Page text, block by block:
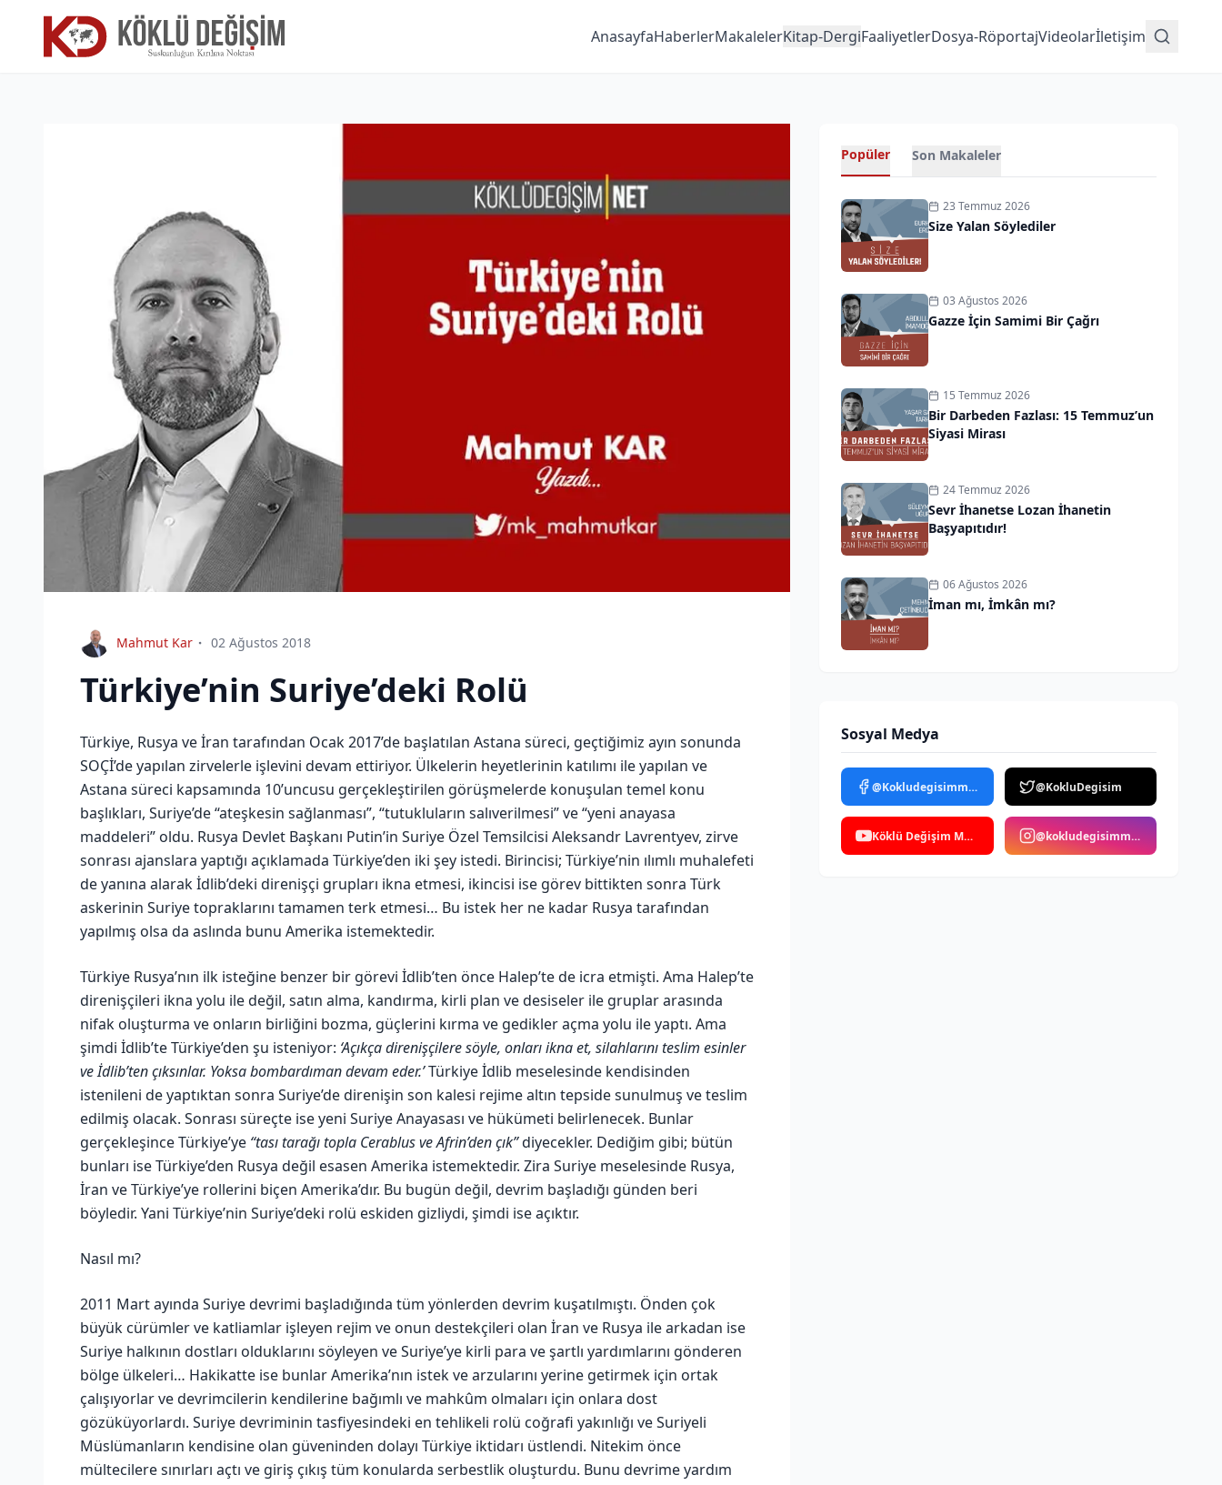
AnasayfaHaberlerMakalelerKitap-DergiFaaliyetlerDosya-RöportajVideolarİletişim
Mahmut Kar 02 Ağustos 2018
Türkiye’nin Suriye’deki Rolü
Türkiye, Rusya ve İran tarafından Ocak 2017’de başlatılan Astana süreci, geçtiğimiz ayın sonunda
SOÇİ’de yapılan zirvelerle işlevini devam ettiriyor. Ülkelerin heyetlerinin katılımı ile yapılan ve
Astana süreci kapsamında 10’uncusu gerçekleştirilen görüşmelerde konuşulan temel konu
başlıkları, Suriye’de “ateşkesin sağlanması”, “tutukluların salıverilmesi” ve “yeni anayasa
maddeleri” oldu. Rusya Devlet Başkanı Putin’in Suriye Özel Temsilcisi Aleksandr Lavrentyev, zirve
sonrası ajanslara yaptığı açıklamada Türkiye’den iki şey istedi. Birincisi; Türkiye’nin ılımlı muhalefeti
de yanına alarak İdlib’deki direnişçi grupları ikna etmesi, ikincisi ise görev bittikten sonra Türk
askerinin Suriye topraklarını tamamen terk etmesi… Bu istek her ne kadar Rusya tarafından
yapılmış olsa da aslında bunu Amerika istemektedir.
Türkiye Rusya’nın ilk isteğine benzer bir görevi İdlib’ten önce Halep’te de icra etmişti. Ama Halep’te
direnişçileri ikna yolu ile değil, satın alma, kandırma, kirli plan ve desiseler ile gruplar arasında
nifak oluşturma ve onların birliğini bozma, güçlerini kırma ve gedikler açma yolu ile yaptı. Ama
şimdi İdlib’te Türkiye’den şu isteniyor: ‘Açıkça direnişçilere söyle, onları ikna et, silahlarını teslim esinler
ve İdlib’ten çıksınlar. Yoksa bombardıman devam eder.’Türkiye İdlib meselesinde kendisinden
istenileni de yaptıktan sonra Suriye’de direnişin son kalesi rejime altın tepside sunulmuş ve teslim
edilmiş olacak. Sonrası süreçte ise yeni Suriye Anayasası ve hükümeti belirlenecek. Bunlar
gerçekleşince Türkiye’ye “tası tarağı topla Cerablus ve Afrin’den çık”diyecekler. Dediğim gibi; bütün
bunları ise Türkiye’den Rusya değil esasen Amerika istemektedir. Zira Suriye meselesinde Rusya,
İran ve Türkiye’ye rollerini biçen Amerika’dır. Bu bugün değil, devrim başladığı günden beri
böyledir. Yani Türkiye’nin Suriye’deki rolü eskiden gizliydi, şimdi ise açıktır.
Nasıl mı?
2011 Mart ayında Suriye devrimi başladığında tüm yönlerden devrim kuşatılmıştı. Önden çok
büyük cürümler ve katliamlar işleyen rejim ve onun destekçileri olan İran ve Rusya ile arkadan ise
Suriye halkının dostları olduklarını söyleyen ve Suriye’ye kirli para ve şartlı yardımlarını gönderen
bölge ülkeleri… Hakikatte ise bunlar Amerika’nın istek ve arzularını yerine getirmek için ortak
çalışıyorlar ve devrimcilerin kendilerine bağımlı ve mahkûm olmaları için onlara dost
gözüküyorlardı. Suriye devriminin tasfiyesindeki en tehlikeli rolü coğrafi yakınlığı ve Suriyeli
Müslümanların kendisine olan güveninden dolayı Türkiye iktidarı üstlendi. Nitekim önce
mültecilere sınırları açtı ve giriş çıkış tüm konularda serbestlik oluşturdu. Bunu devrime yardım
Popüler Son Makaleler
23 Temmuz 2026
Size Yalan Söylediler
03 Ağustos 2026
Gazze İçin Samimi Bir Çağrı
15 Temmuz 2026
Bir Darbeden Fazlası: 15 Temmuz’un
Siyasi Mirası
24 Temmuz 2026
Sevr İhanetse Lozan İhanetin
Başyapıtıdır!
06 Ağustos 2026
İman mı, İmkân mı?
Sosyal Medya
@Kokludegisimmedya @KokluDegisim
Köklü Değişim Medya @kokludegisimmedya